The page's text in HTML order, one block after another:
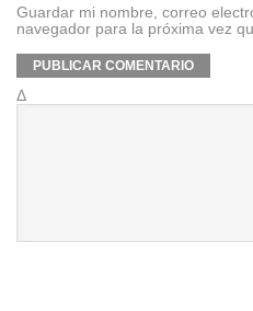
Guardar mi nombre, correo
navegador para la próxima vez
Δ